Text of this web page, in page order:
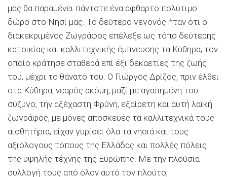
μας θα παραμένει πάντοτε ένα άφθαρτο πολύτιμο
δώρο στο Νησί μας. Το δεύτερο γεγονός ήταν ότι ο
διακεκριμένος Ζωγράφος επέλεξε ως τόπο δεύτερης
κατοικίας και καλλιτεχνικής έμπνευσης τα Κύθηρα, τον
οποίο κράτησε σταθερά επί έξι δεκαετίες της ζωής
του, μέχρι το θάνατό του. Ο Γιώργος Δρίζος, πριν έλθει
στα Κύθηρα, νεαρός ακόμη, μαζί με αγαπημένη του
σύζυγο, την αξέχαστη Φρύνη, εξαίρετη και αυτή λαϊκή
ζωγράφος, με μόνες αποσκευές τα καλλιτεχνικά τους
αισθητήρια, είχαν γυρίσει όλα τα νησιά και τους
αξιόλογους τόπους της Ελλάδας και πολλές πόλεις
της υψηλής τέχνης της Ευρώπης. Με την πλούσια
συλλογή τους από όλον αυτό τον πλούτο,